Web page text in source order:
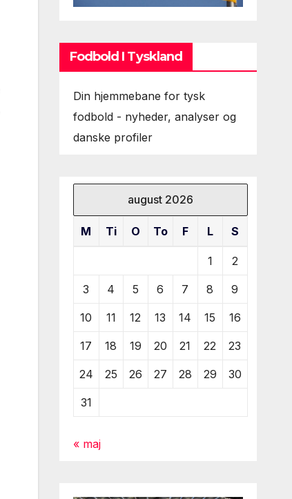
Fodbold I Tyskland
Din hjemmebane for tysk
fodbold - nyheder, analyser og
danske profiler
august 2026
M Ti O To F L S
1 2
3 4 5 6 7 8 9
10 11 12 13 14 15 16
17 18 19 20 21 22 23
24 25 26 27 28 29 30
31
« maj